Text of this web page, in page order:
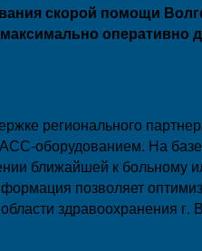
скорой помощи
регионального
оборудованием. На
ближайшей к
позволяет
здравоохранения г.